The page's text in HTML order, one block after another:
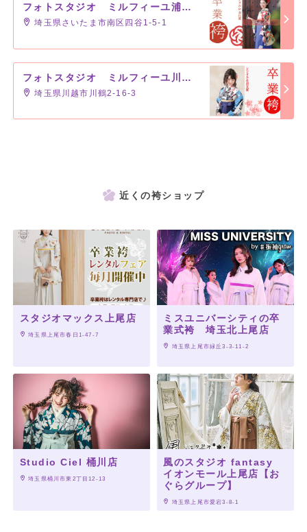
フォトスタジオ ミルフィーユ浦和店
埼玉県さいたま市南区四谷1-5-1
フォトスタジオ ミルフィーユ川越店
埼玉県川越市川鶴2-16-3
近くの袴ショップ
スタジオマックス上尾店
埼玉県上尾市春日1-47-7
ミスユニバーシティの卒
業式袴 埼玉北上尾店
埼玉県上尾市緑丘3-3-11-2
Studio Ciel 桶川店
埼玉県桶川市東2丁目12-13
風のスタジオ fantasy
イオンモール上尾店【お
ぐらグループ】
埼玉県上尾市愛宕3-8-1